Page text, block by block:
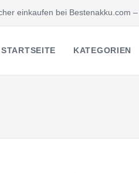
einkaufen bei Bestenakku.com
STARTSEITE KATEGORIEN